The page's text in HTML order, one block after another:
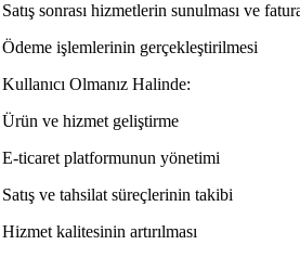
Satış sonrası hizmetlerin sunulması ve
Ödeme işlemlerinin gerçekleştirilmesi
Kullanıcı Olmanız Halinde:
Ürün ve hizmet geliştirme
E-ticaret platformunun yönetimi
Satış ve tahsilat süreçlerinin takibi
Hizmet kalitesinin artırılması